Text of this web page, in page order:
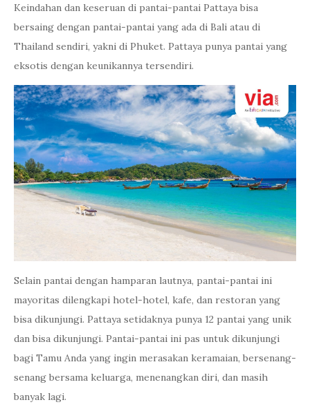
Keindahan dan keseruan di pantai-pantai Pattaya bisa
bersaing dengan pantai-pantai yang ada di Bali atau di
Thailand sendiri, yakni di Phuket. Pattaya punya pantai yang
eksotis dengan keunikannya tersendiri.
Selain pantai dengan hamparan lautnya, pantai-pantai ini
mayoritas dilengkapi hotel-hotel, kafe, dan restoran yang
bisa dikunjungi. Pattaya setidaknya punya 12 pantai yang unik
dan bisa dikunjungi. Pantai-pantai ini pas untuk dikunjungi
bagi Tamu Anda yang ingin merasakan keramaian, bersenang-
senang bersama keluarga, menenangkan diri, dan masih
banyak lagi.